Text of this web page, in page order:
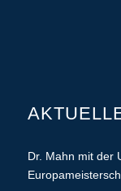
Dr. Mahn mit der